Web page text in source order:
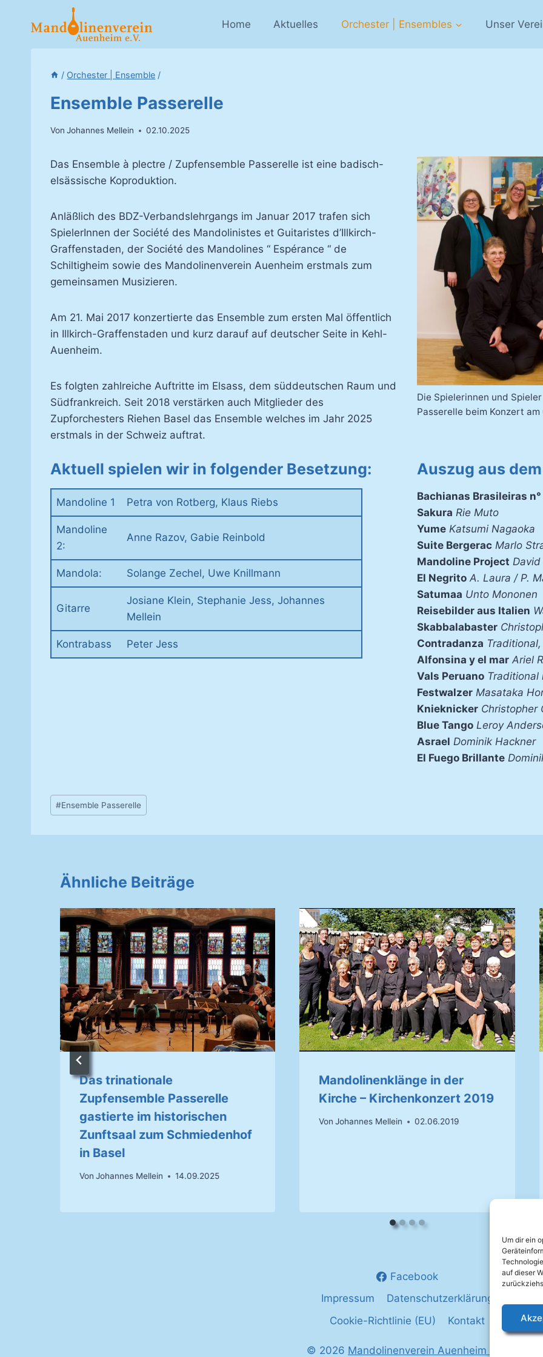
Um dir ein
auf dieser
Home Aktuelles Orchester | Ensembles Unser
/ Orchester | Ensemble /
Ensemble Passerelle
Von Johannes Mellein 02.10.2025
Das Ensemble à plectre / Zupfensemble Passerelle ist eine badisch-
elsässische Koproduktion.
Anläßlich des BDZ-Verbandslehrgangs im Januar 2017 trafen sich
SpielerInnen der Société des Mandolinistes et Guitaristes d’Illkirch-
Graffenstaden, der Société des Mandolines “ Espérance “ de
Schiltigheim sowie des Mandolinenverein Auenheim erstmals zum
gemeinsamen Musizieren.
Am 21. Mai 2017 konzertierte das Ensemble zum ersten Mal öffentlich
in Illkirch-Graffenstaden und kurz darauf auf deutscher Seite in Kehl-
Auenheim.
Es folgten zahlreiche Auftritte im Elsass, dem süddeutschen Raum und
Südfrankreich. Seit 2018 verstärken auch Mitglieder des
Zupforchesters Riehen Basel das Ensemble welches im Jahr 2025
erstmals in der Schweiz auftrat.
Die Spielerinnen und
Passerelle beim Konzert
Aktuell spielen wir in folgender Besetzung:
Mandoline 1 Petra von Rotberg, Klaus Riebs
Mandoline
2:
Anne Razov, Gabie Reinbold
Mandola: Solange Zechel, Uwe Knillmann
Gitarre
Josiane Klein, Stephanie Jess, Johannes
Mellein
Kontrabass Peter Jess
Auszug aus
Bachianas Brasileiras n°
Sakura Rie Muto
Yume Katsumi Nagaoka
Suite Bergerac Marlo
Mandoline Project
El Negrito A. Laura / P.
Satumaa Unto Mononen
Reisebilder aus Italien
Skabbalabaster
Contradanza
Alfonsina y el mar Ariel
Vals Peruano Traditional
Festwalzer Masataka
Knieknicker Christopher
Blue Tango Leroy
Asrael Dominik Hackner
El Fuego Brillante
Schlagworte:
#Ensemble Passerelle
Ähnliche Beiträge
Das trinationale
Zupfensemble Passerelle
gastierte im historischen
Zunftsaal zum Schmiedenhof
in Basel
Von Johannes Mellein 14.09.2025
Mandolinenklänge in der
Kirche – Kirchenkonzert 2019
Von Johannes Mellein 02.06.2019
Facebook
Impressum
Datenschutzerklärung
Cookie-Richtlinie (EU)
Kontakt
© 2026 Mandolinenverein Auenheim e.V.